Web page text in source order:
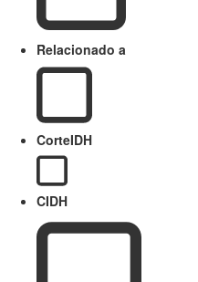
Relacionado a
CorteIDH
CIDH